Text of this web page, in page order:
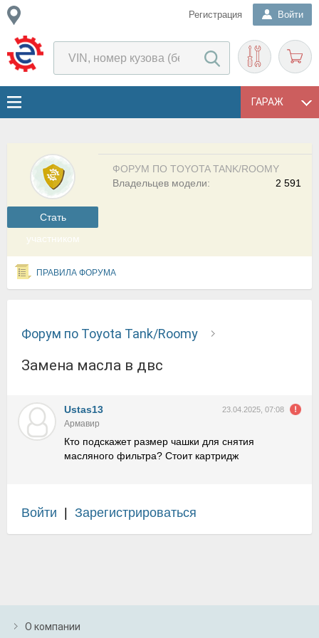
Регистрация Войти
ГАРАЖ
Cтать
участником
ФОРУМ ПО TOYOTA TANK/ROOMY
2 591
Владельцев модели:
ПРАВИЛА ФОРУМА
Форум по Toyota Tank/Roomy
Замена масла в двс
Ustas13 23.04.2025, 07:08
Армавир
Кто подскажет размер чашки для снятия
масляного фильтра? Стоит картридж
Войти Зарегистрироваться
О компании